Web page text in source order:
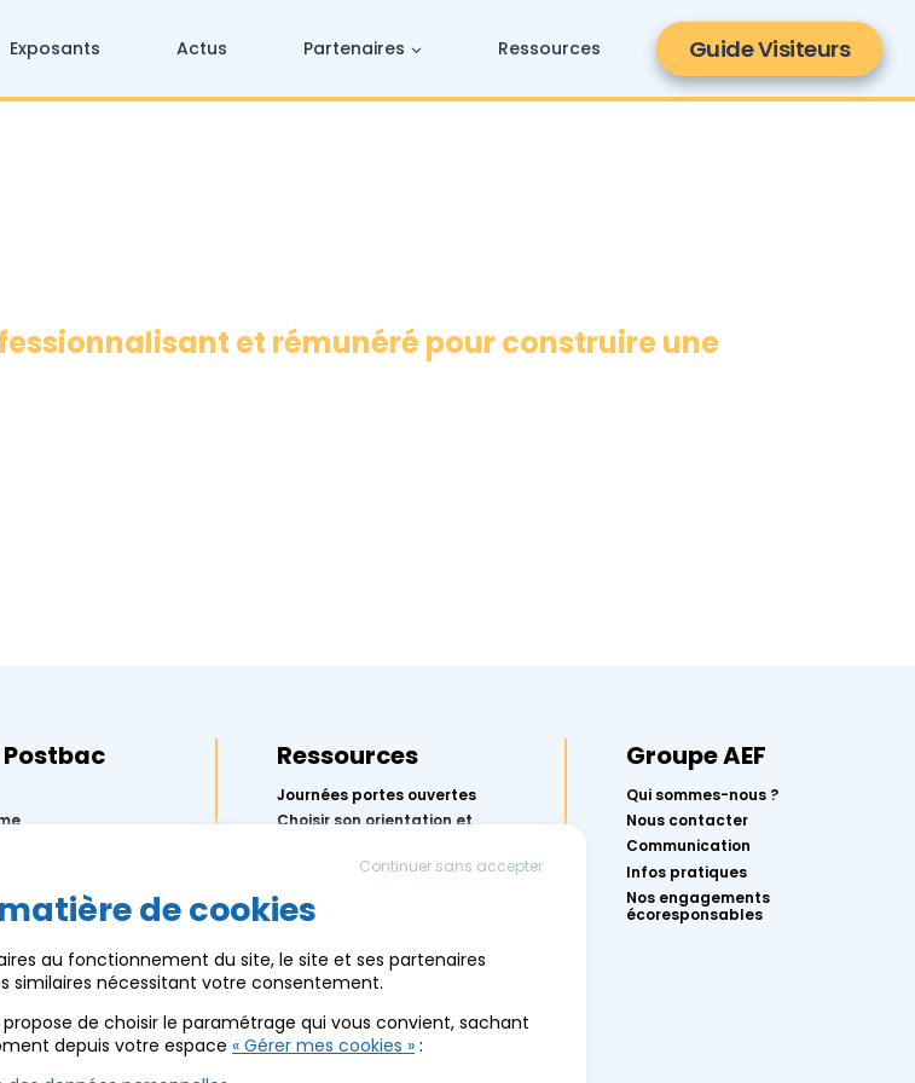
Exposants Actus Partenaires Ressources Guide Visiteurs
et rémunéré pour construire une
Ressources
Journées portes ouvertes
Choisir son orientation et
orientation
Replay des conférences
Mercredis de l’orientation
Calendrier des événements
Groupe AEF
Qui sommes-nous ?
Nous contacter
Communication
Infos pratiques
Nos engagements
écoresponsables
Continuer sans accepter
de cookies
au fonctionnement du site, le site et ses partenaires
similaires nécessitant votre consentement.
de choisir le paramétrage qui vous convient, sachant
depuis votre espace « Gérer mes cookies » :